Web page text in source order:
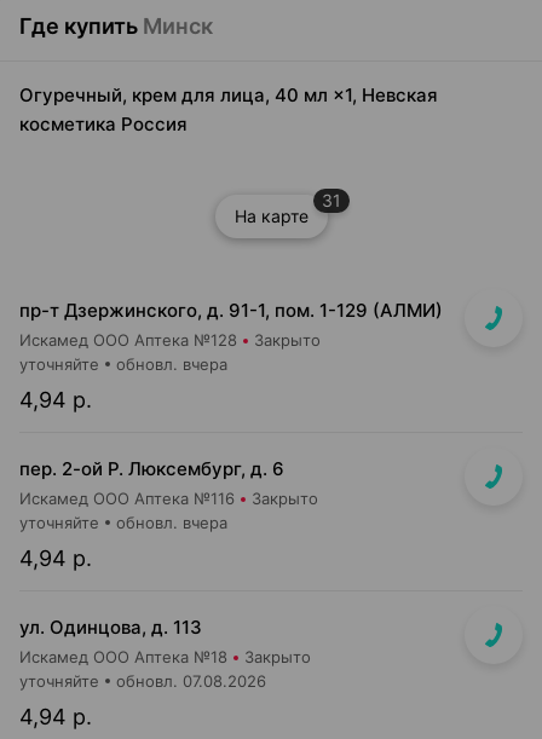
Где купить Минск
Огуречный, крем для лица, 40 мл ×1, Невская
косметика Россия
На карте
31
пр-т Дзержинского, д. 91-1, пом. 1-129 (АЛМИ)
Искамед ООО Аптека №128 Закрыто
4,94 р.
уточняйте обновл. вчера
пер. 2-ой Р. Люксембург, д. 6
Искамед ООО Аптека №116 Закрыто
4,94 р.
уточняйте обновл. вчера
ул. Одинцова, д. 113
Искамед ООО Аптека №18 Закрыто
4,94 р.
уточняйте обновл. 07.08.2026